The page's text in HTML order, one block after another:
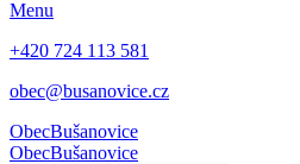
Menu
+420 724 113 581
obec@busanovice.cz
ObecBušanovice
ObecBušanovice